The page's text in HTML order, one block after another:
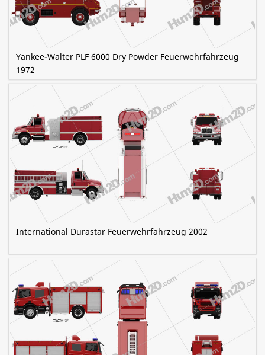
Yankee-Walter PLF 6000 Dry Powder Feuerwehrfahrzeug
1972
International Durastar Feuerwehrfahrzeug 2002